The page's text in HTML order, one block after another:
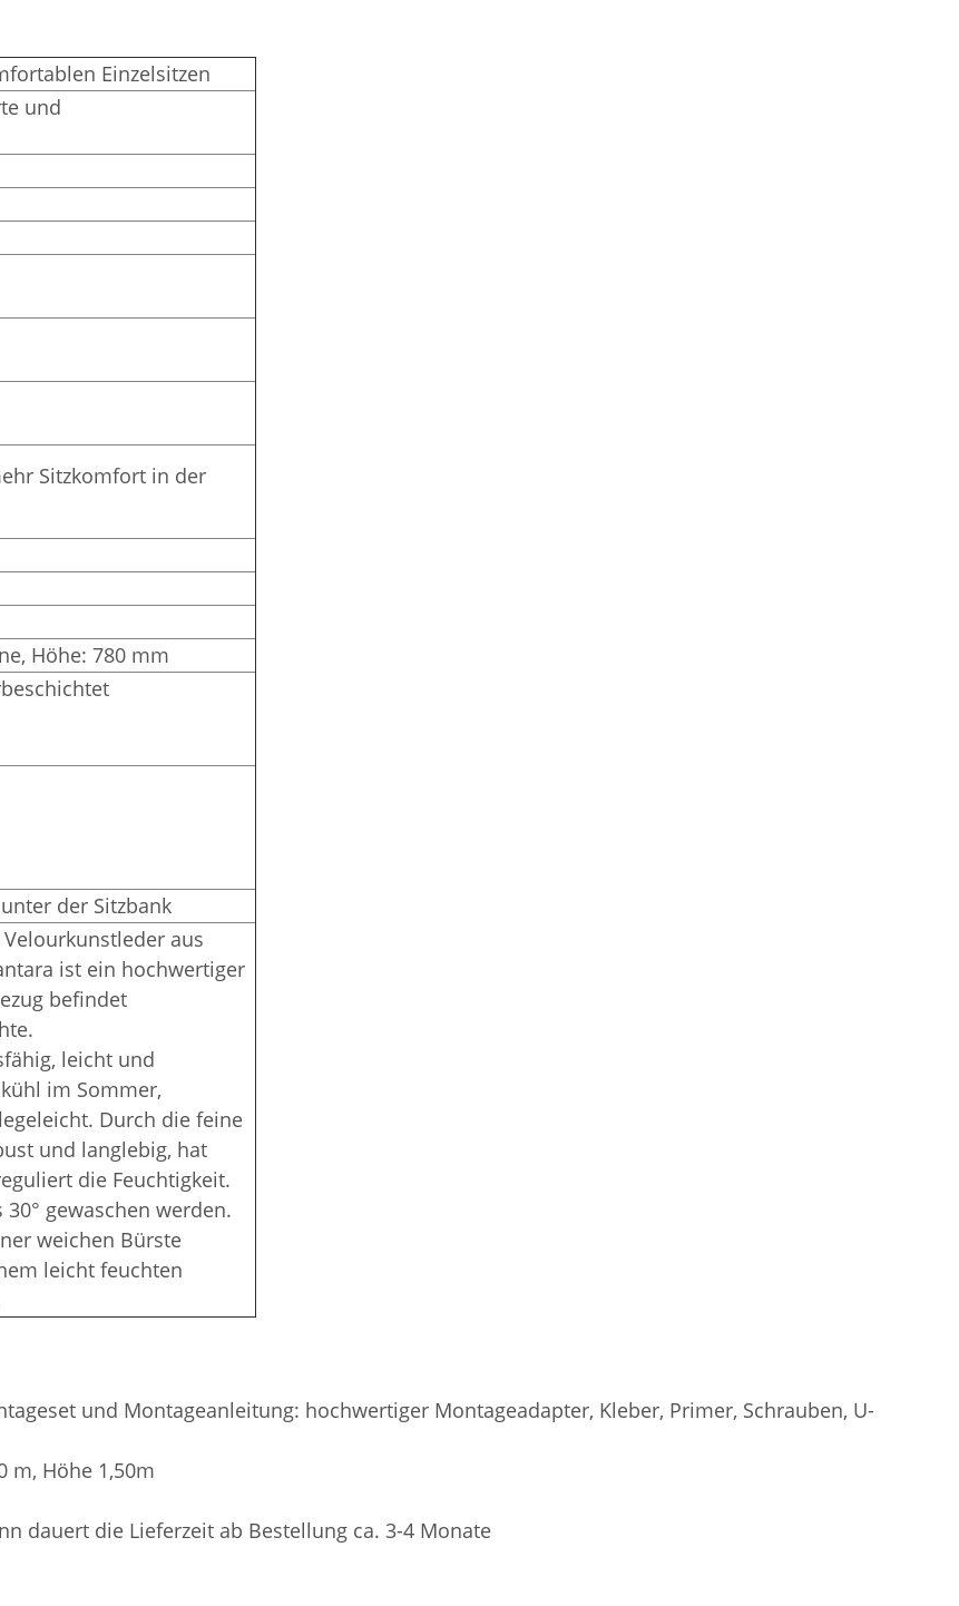
Einzelsitzen
und
Sitzkomfort in der
Höhe: 780 mm
der Sitzbank
aus
ist ein hochwertiger
befindet
leicht und
im Sommer,
Durch die feine
und langlebig, hat
die Feuchtigkeit.
gewaschen werden.
weichen Bürste
leicht feuchten
und Montageanleitung: hochwertiger Montageadapter, Kleber, Primer, Schrauben, U-
m, Höhe 1,50m
dauert die Lieferzeit ab Bestellung ca. 3-4 Monate